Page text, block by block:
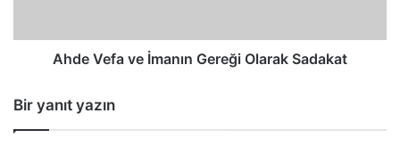
Ahde Vefa ve İmanın Gereği Olarak Sadakat
Bir yanıt yazın